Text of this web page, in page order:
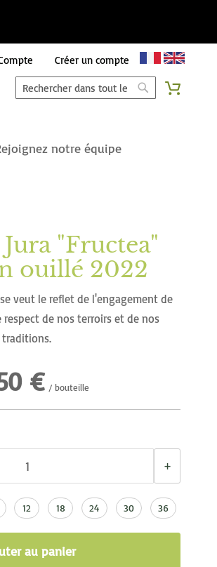
Créer un compte
Mon
Chercher
notre équipe
"Fructea"
ouillé 2022
veut le reflet de l'engagement de
de nos terroirs et de nos
traditions.
€ / bouteille
+
12 18 24 30 36
au panier